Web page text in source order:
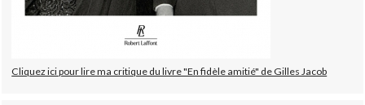
Cliquez ici pour lire ma critique du livre "En fidèle amitié" de Gilles Jacob